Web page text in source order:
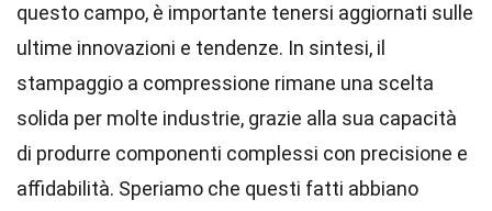
questo campo, è importante tenersi aggiornati sulle
ultime innovazioni e tendenze. In sintesi, il
stampaggio a compressione rimane una scelta
solida per molte industrie, grazie alla sua capacità
di produrre componenti complessi con precisione e
affidabilità. Speriamo che questi fatti abbiano